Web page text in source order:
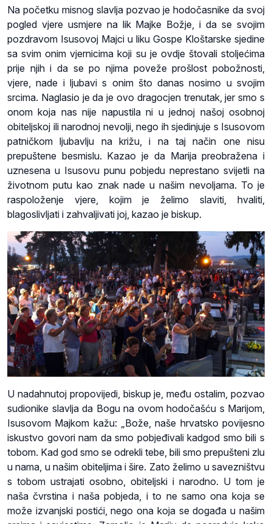
Na početku misnog slavlja pozvao je hodočasnike da svoj
pogled vjere usmjere na lik Majke Božje, i da se svojim
pozdravom Isusovoj Majci u liku Gospe Kloštarske sjedine
sa svim onim vjernicima koji su je ovdje štovali stoljećima
prije njih i da se po njima poveže prošlost pobožnosti,
vjere, nade i ljubavi s onim što danas nosimo u svojim
srcima. Naglasio je da je ovo dragocjen trenutak, jer smo s
onom koja nas nije napustila ni u jednoj našoj osobnoj
obiteljskoj ili narodnoj nevolji, nego ih sjedinjuje s Isusovom
patničkom ljubavlju na križu, i na taj način one nisu
prepuštene besmislu. Kazao je da Marija preobražena i
uznesena u Isusovu punu pobjedu neprestano svijetli na
životnom putu kao znak nade u našim nevoljama. To je
raspoloženje vjere, kojim je želimo slaviti, hvaliti,
blagoslivljati i zahvaljivati joj, kazao je biskup.
U nadahnutoj propovijedi, biskup je, među ostalim, pozvao
sudionike slavlja da Bogu na ovom hodočašću s Marijom,
Isusovom Majkom kažu: „Bože, naše hrvatsko povijesno
iskustvo govori nam da smo pobjeđivali kadgod smo bili s
tobom. Kad god smo se odrekli tebe, bili smo prepušteni zlu
u nama, u našim obiteljima i šire. Zato želimo u savezništvu
s tobom ustrajati osobno, obiteljski i narodno. U tom je
naša čvrstina i naša pobjeda, i to ne samo ona koja se
može izvanjski postići, nego ona koja se događa u našim